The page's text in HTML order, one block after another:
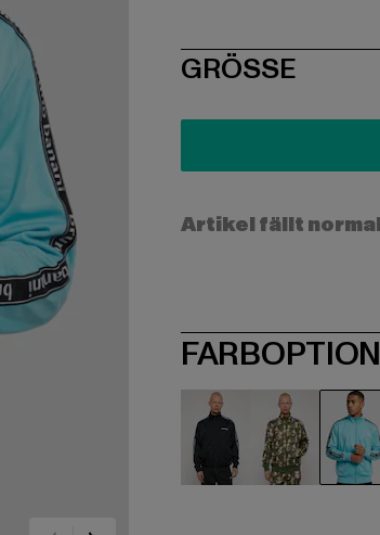
SIZE
GRÖSSE
Artikel fällt